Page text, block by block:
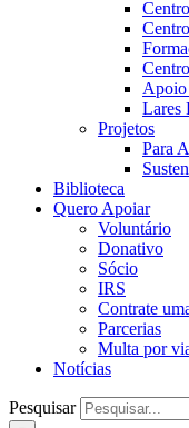
Lares
Projetos
Para
Biblioteca
Quero Apoiar
Voluntário
Donativo
Sócio
IRS
Contrate
Parcerias
Multa por
Notícias
Pesquisar